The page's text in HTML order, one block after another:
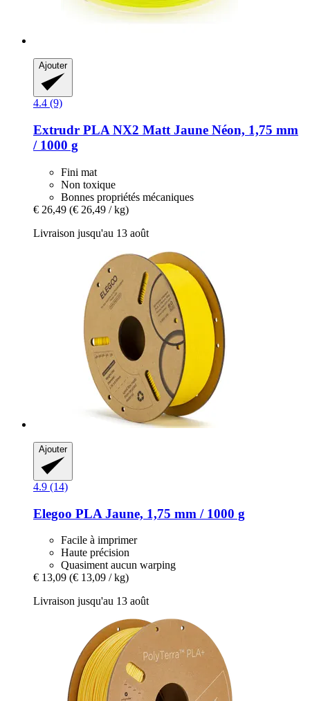
Ajouter
4.4 (9)
Extrudr PLA NX2 Matt Jaune Néon, 1,75 mm
/ 1000 g
Fini mat
Non toxique
Bonnes propriétés mécaniques
€ 26,49 (€ 26,49 / kg)
Livraison jusqu'au 13 août
Ajouter
4.9 (14)
Elegoo PLA Jaune, 1,75 mm / 1000 g
Facile à imprimer
Haute précision
Quasiment aucun warping
€ 13,09 (€ 13,09 / kg)
Livraison jusqu'au 13 août